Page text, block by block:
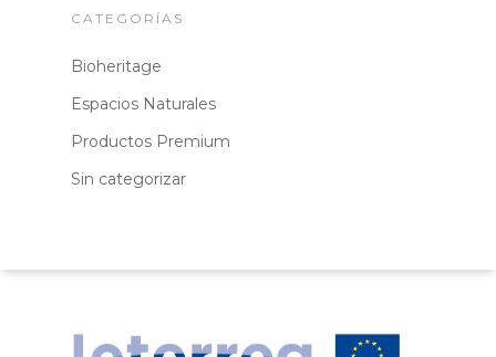
CATEGORÍAS
Bioheritage
Espacios Naturales
Productos Premium
Sin categorizar